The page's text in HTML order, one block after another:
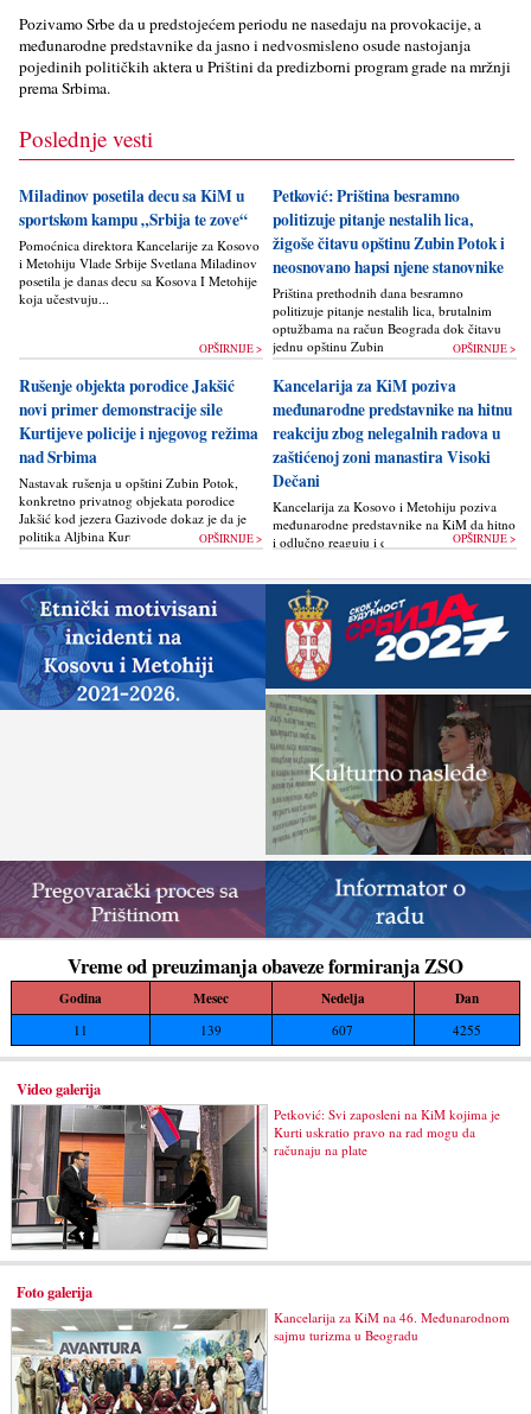
Pozivamo Srbe da u predstojećem periodu ne nasedaju na provokacije, a
međunarodne predstavnike da jasno i nedvosmisleno osude nastojanja
pojedinih političkih aktera u Prištini da predizborni program grade na mržnji
prema Srbima.
Poslednje vesti
Miladinov posetila decu sa KiM u
sportskom kampu „Srbija te zove“
Pomoćnica direktora Kancelarije za Kosovo
i Metohiju Vlade Srbije Svetlana Miladinov
posetila je danas decu sa Kosova I Metohije
koja učestvuju...
OPŠIRNIJE >
Petković: Priština besramno
politizuje pitanje nestalih lica,
žigoše čitavu opštinu Zubin Potok i
neosnovano hapsi njene stanovnike
Priština prethodnih dana besramno
politizuje pitanje nestalih lica, brutalnim
optužbama na račun Beograda dok čitavu
jednu opštinu Zubin Potok žigoše...OPŠIRNIJE >
Rušenje objekta porodice Jakšić
novi primer demonstracije sile
Kurtijeve policije i njegovog režima
nad Srbima
Nastavak rušenja u opštini Zubin Potok,
konkretno privatnog objekata porodice
Jakšić kod jezera Gazivode dokaz je da je
politika Alјbina Kurtija...
OPŠIRNIJE >
Kancelarija za KiM poziva
međunarodne predstavnike na hitnu
reakciju zbog nelegalnih radova u
zaštićenoj zoni manastira Visoki
Dečani
Kancelarija za Kosovo i Metohiju poziva
međunarodne predstavnike na KiM da hitno
i odlučno reaguju i da bez odlaganja
građevinskih...
OPŠIRNIJE >
Vreme od preuzimanja obaveze formiranja ZSO
Godina Mesec Nedelja Dan
11 139 607 4255
Video galerija
Petković: Svi zaposleni na KiM kojima je
Kurti uskratio pravo na rad mogu da
računaju na plate
Foto galerija
Kancelarija za KiM na 46. Međunarodnom
sajmu turizma u Beogradu